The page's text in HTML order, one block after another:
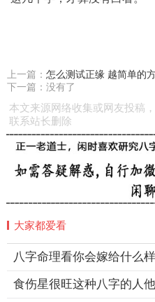
上一篇： 怎么测试正缘 越简单的
下一篇：没有了
本文来源网络收集或网友投稿
联系站长删除
大家都爱看
八字命理看你会嫁给什么
食伤星很旺这种八字的人